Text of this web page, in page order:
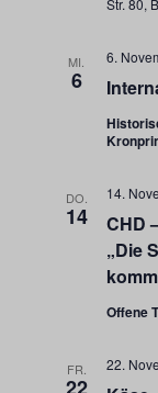
MI.
6
6.
DO.
14
CHD
„Die
14.
Offene
FR. 22.